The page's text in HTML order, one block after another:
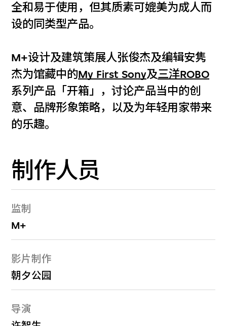
全和易于使用，但其质素可媲美为成人而
设的同类型产品。
M+设计及建筑策展人张俊杰及编辑安隽
杰为馆藏中的My First Sony及三洋ROBO
系列产品「开箱」，讨论产品当中的创
意、品牌形象策略，以及为年轻用家带来
的乐趣。
制作人员
监制
M+
影片制作
朝夕公园
导演